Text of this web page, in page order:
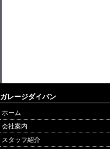
ガレージダイバン
ホーム
会社案内
スタッフ紹介